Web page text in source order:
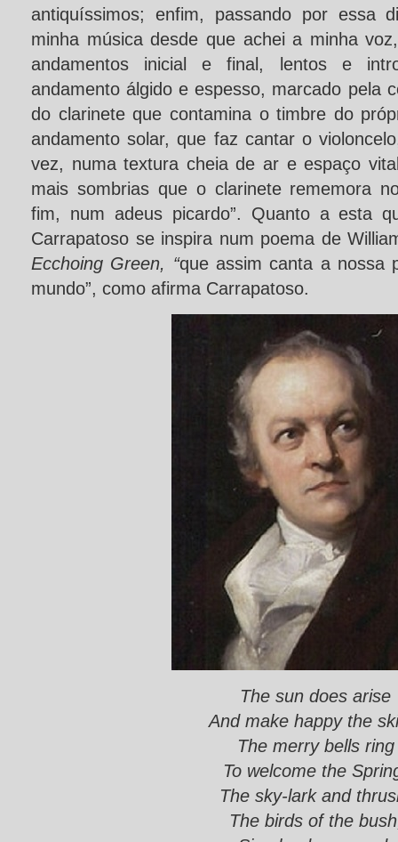
antiquíssimos; enfim, passando por essa
minha música desde que achei a minha
andamentos inicial e final, lentos e
andamento álgido e espesso, marcado pela
do clarinete que contamina o timbre do
andamento solar, que faz cantar o
vez, numa textura cheia de ar e espaço
mais sombrias que o clarinete rememora
fim, num adeus picardo”. Quanto a esta
Carrapatoso se inspira num poema de
Ecchoing Green, “que assim canta a nossa
mundo”, como afirma Carrapatoso.
The sun does arise
And make happy the
The merry bells ring
To welcome the
The sky-lark and
The birds of the